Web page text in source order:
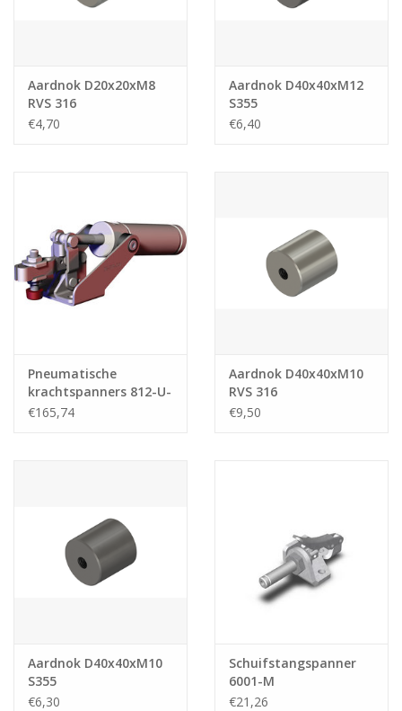
Aardnok D20x20xM8
RVS 316
€4,70
Aardnok D40x40xM12
S355
€6,40
Pneumatische
krachtspanners 812-U-
LC
€165,74
Aardnok D40x40xM10
RVS 316
€9,50
Aardnok D40x40xM10
S355
€6,30
Schuifstangspanner
6001-M
€21,26